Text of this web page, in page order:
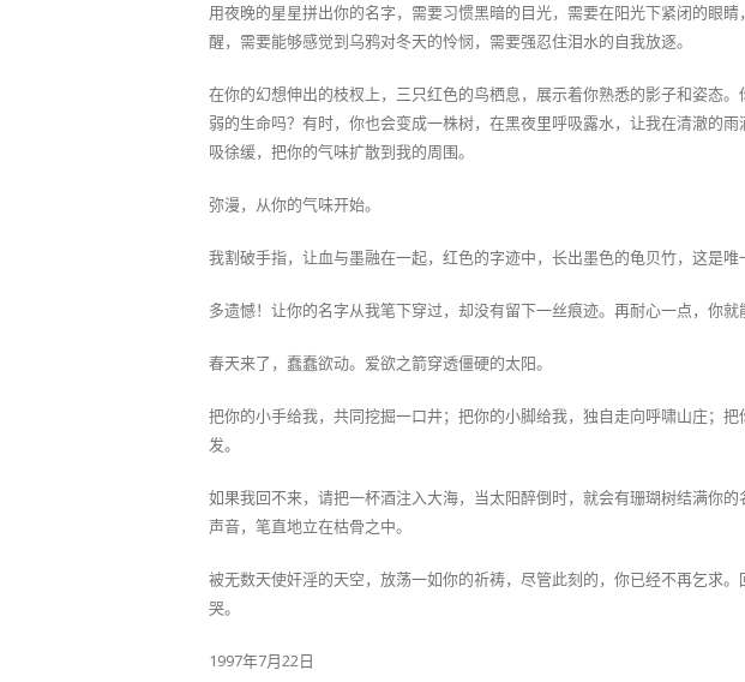
用夜晚的星星拼出你的名字，需要习惯黑暗的目光，需要在阳光下紧闭的眼
醒，需要能够感觉到乌鸦对冬天的怜悯，需要强忍住泪水的自我放逐。
在你的幻想伸出的枝杈上，三只红色的鸟栖息，展示着你熟悉的影子和姿态
弱的生命吗？有时，你也会变成一株树，在黑夜里呼吸露水，让我在清澈的
吸徐缓，把你的气味扩散到我的周围。
弥漫，从你的气味开始。
我割破手指，让血与墨融在一起，红色的字迹中，长出墨色的龟贝竹，这是唯
多遗憾！让你的名字从我笔下穿过，却没有留下一丝痕迹。再耐心一点，你就
春天来了，蠢蠢欲动。爱欲之箭穿透僵硬的太阳。
把你的小手给我，共同挖掘一口井；把你的小脚给我，独自走向呼啸山庄；
发。
如果我回不来，请把一杯酒注入大海，当太阳醉倒时，就会有珊瑚树结满你
声音，笔直地立在枯骨之中。
被无数天使奸淫的天空，放荡一如你的祈祷，尽管此刻的，你已经不再乞求
哭。
1997年7月22日